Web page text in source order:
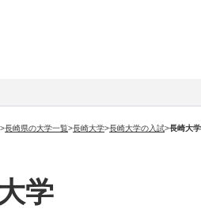
>長崎県の大学一覧>長崎大学>長崎大学の入試>長崎大学
学